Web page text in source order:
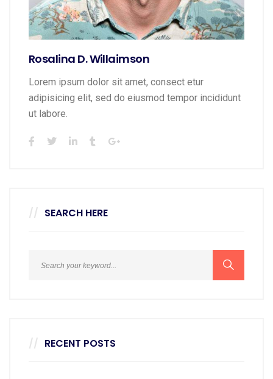
Rosalina D. Willaimson
Lorem ipsum dolor sit amet, consect etur
adipisicing elit, sed do eiusmod tempor incididunt
ut labore.
SEARCH HERE
RECENT POSTS